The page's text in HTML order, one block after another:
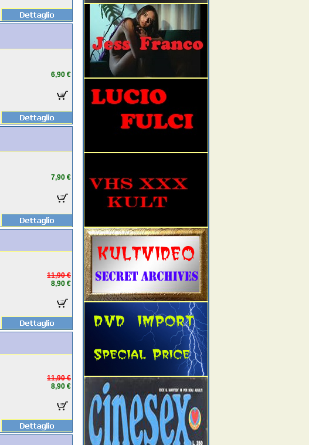
6,90 €
7,90 €
11,90 €
8,90 €
11,90 €
8,90 €